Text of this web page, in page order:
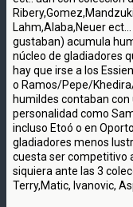
Lahm,Alaba,Neuer
gustaban) acumula
núcleo de gladiadores
hay que irse a los
o Ramos/Pepe/
humildes contaban
personalidad como
incluso Etoó o en
gladiadores menos
cuesta ser competitivo
siquiera ante las 3
Terry,Matic, Ivanovic,